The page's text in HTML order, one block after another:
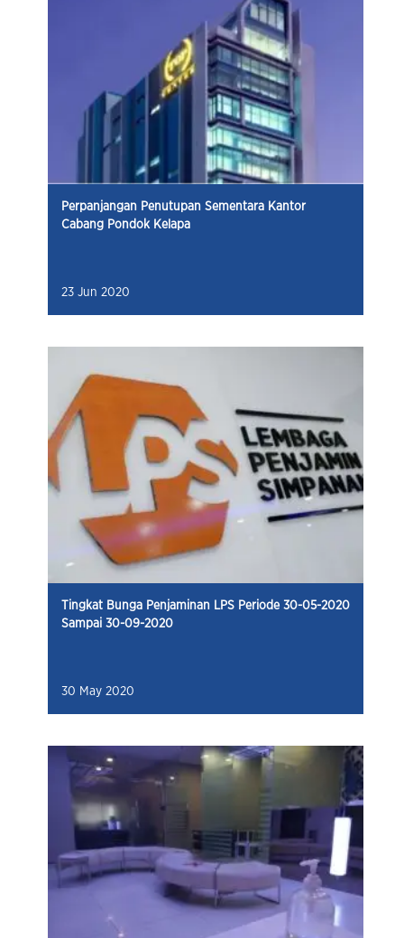
Perpanjangan Penutupan Sementara Kantor
Cabang Pondok Kelapa
23 Jun 2020
Tingkat Bunga Penjaminan LPS Periode 30-05-2020
Sampai 30-09-2020
30 May 2020